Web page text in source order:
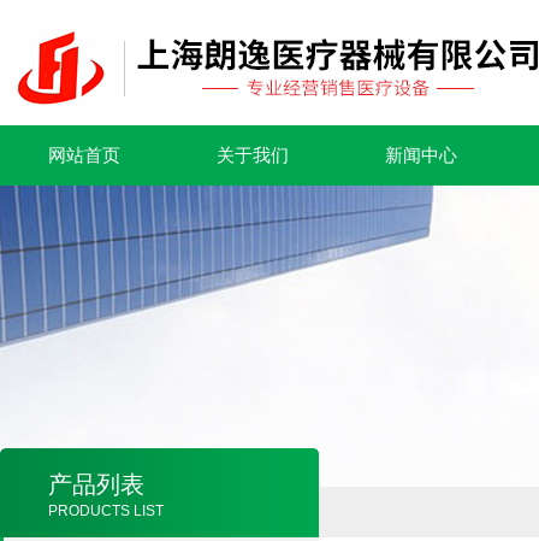
网站首页 关于我们 新闻中心
产品列表
PRODUCTS LIST